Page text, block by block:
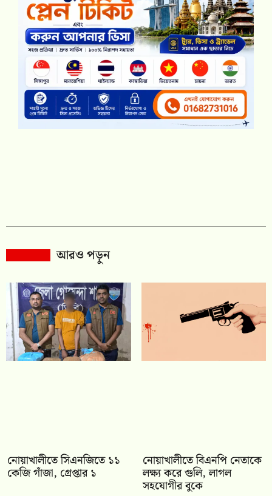
আরও পড়ুন
নোয়াখালীতে সিএনজিতে ১১
কেজি গাঁজা, গ্রেপ্তার ১
নোয়াখালীতে বিএনপি নেতাকে
লক্ষ্য করে গুলি, লাগল
সহযোগীর বুকে